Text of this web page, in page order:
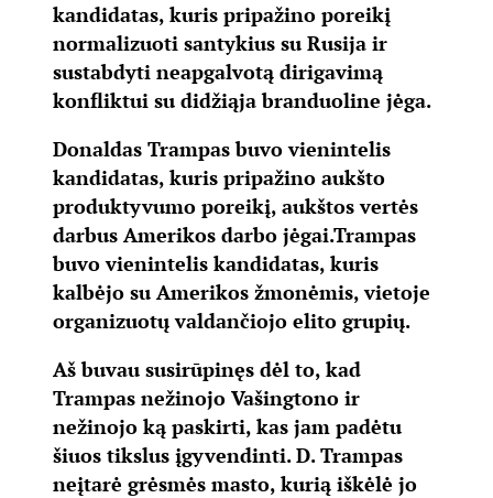
kandidatas, kuris pripažino poreikį
normalizuoti santykius su Rusija ir
sustabdyti neapgalvotą dirigavimą
konfliktui su didžiąja branduoline jėga.
Donaldas Trampas buvo vienintelis
kandidatas, kuris pripažino aukšto
produktyvumo poreikį, aukštos vertės
darbus Amerikos darbo jėgai.Trampas
buvo vienintelis kandidatas, kuris
kalbėjo su Amerikos žmonėmis, vietoje
organizuotų valdančiojo elito grupių.
Aš buvau susirūpinęs dėl to, kad
Trampas nežinojo Vašingtono ir
nežinojo ką paskirti, kas jam padėtu
šiuos tikslus įgyvendinti. D. Trampas
neįtarė grėsmės masto, kurią iškėlė jo